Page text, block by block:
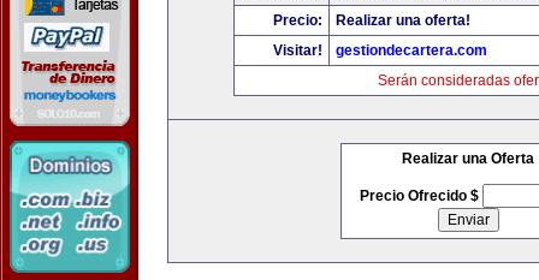
Precio:
Realizar una oferta!
Visitar!
gestiondecartera.com
Serán consideradas
Realizar una Oferta
Precio Ofrecido $